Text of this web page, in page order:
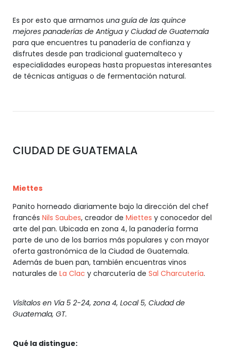
Es por esto que armamos una guía de las quince
mejores panaderías de Antigua y Ciudad de Guatemala
para que encuentres tu panadería de confianza y
disfrutes desde pan tradicional guatemalteco y
especialidades europeas hasta propuestas interesantes
de técnicas antiguas o de fermentación natural.
CIUDAD DE GUATEMALA
Miettes
Panito horneado diariamente bajo la dirección del chef
francés Nils Saubes, creador de Miettes y conocedor del
arte del pan. Ubicada en zona 4, la panadería forma
parte de uno de los barrios más populares y con mayor
oferta gastronómica de la Ciudad de Guatemala.
Además de buen pan, también encuentras vinos
naturales de La Clac y charcutería de Sal Charcutería.
Visítalos en Vía 5 2-24, zona 4, Local 5, Ciudad de
Guatemala, GT.
Qué la distingue: